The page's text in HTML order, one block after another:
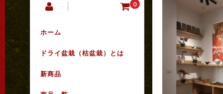
0
ホーム
ドライ盆栽（枯盆栽）とは
新商品